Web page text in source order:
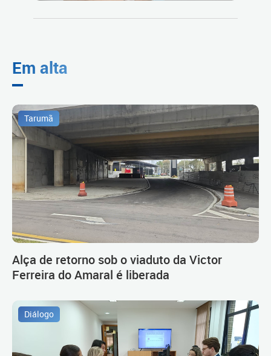
Em alta
Tarumã
Alça de retorno sob o viaduto da Victor
Ferreira do Amaral é liberada
Diálogo